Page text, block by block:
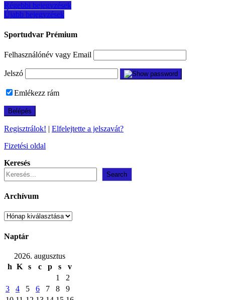
Bejegyzés
navigáció
Régebbi bejegyzések
Újabb bejegyzések
Sportudvar Prémium
Felhasználónév vagy Email
Jelszó
Emlékezz rám
Regisztrálok! | Elfelejtette a jelszavát?
Fizetési oldal
Keresés
Search
Archívum
Archívum
Naptár
2026. augusztus
h K s c p s
v
1
2
3
4 5 6 7 8
9